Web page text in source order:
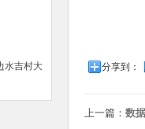
水吉村大
分享到：
上一篇： 数